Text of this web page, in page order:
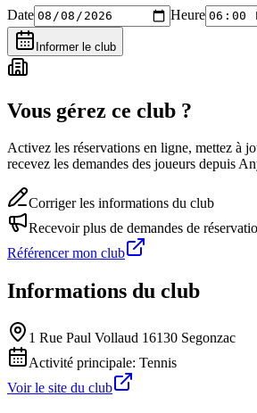
Date Heure
Informer le club
Vous gérez ce club ?
Activez les réservations en ligne, mettez à
recevez les demandes des joueurs depuis
Corriger les informations du club
Recevoir plus de demandes de
Référencer mon club
Informations du club
1 Rue Paul Vollaud 16130 Segonzac
Activité principale: Tennis
Voir le site du club